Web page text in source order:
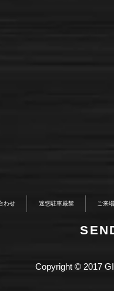
わせ 迷惑駐車厳禁 ご来
Copyright © 2017